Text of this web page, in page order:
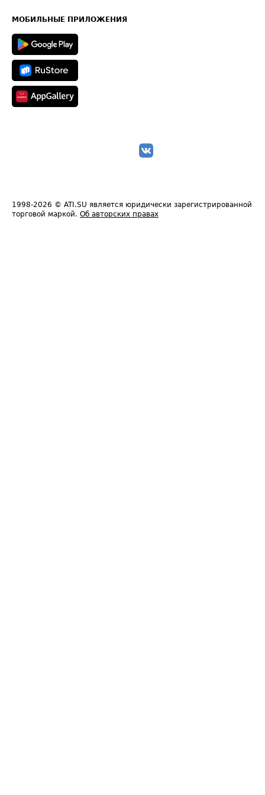
Техническая информация
МОБИЛЬНЫЕ ПРИЛОЖЕНИЯ
1998-2026 © ATI.SU является юридически зарегистрированной
торговой маркой. Об авторских правах